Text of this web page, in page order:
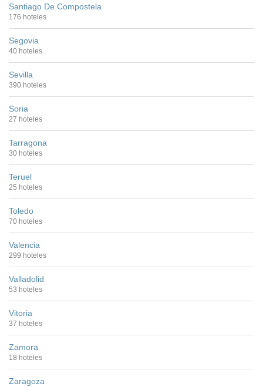
Santiago De Compostela
176 hoteles
Segovia
40 hoteles
Sevilla
390 hoteles
Soria
27 hoteles
Tarragona
30 hoteles
Teruel
25 hoteles
Toledo
70 hoteles
Valencia
299 hoteles
Valladolid
53 hoteles
Vitoria
37 hoteles
Zamora
18 hoteles
Zaragoza